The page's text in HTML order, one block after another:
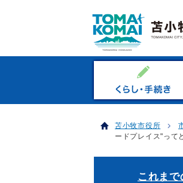
苫小牧市役所
ードプレイス"って
これまで